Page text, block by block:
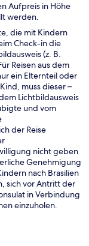
Aufpreis in Höhe
werden.
die mit Kindern
Check-in die
(z. B.
Reisen aus dem
ein Elternteil oder
muss dieser –
Lichtbildausweis
und vom
der Reise
nicht geben
Genehmigung
nach Brasilien
sich vor Antritt der
in Verbindung
einzuholen.